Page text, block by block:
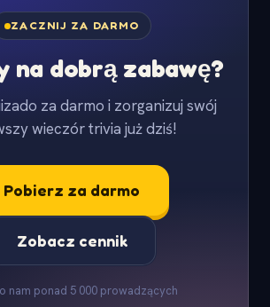
ZACZNIJ ZA DARMO
na dobrą zabawę?
za darmo i zorganizuj swój
wieczór trivia już dziś!
Pobierz za darmo
Zobacz cennik
nam ponad 5 000 prowadzących